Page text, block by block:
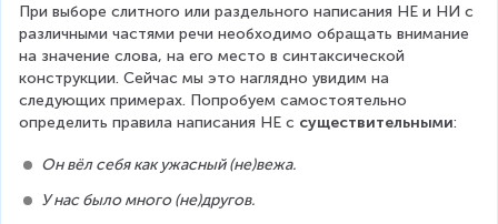
При выборе слитного или раздельного написания НЕ и НИ с
различными частями речи необходимо обращать внимание
на значение слова, на его место в синтаксической
конструкции. Сейчас мы это наглядно увидим на
следующих примерах. Попробуем самостоятельно
определить правила написания НЕ с существительными:
Он вёл себя как ужасный (не)вежа.
У нас было много (не)другов.